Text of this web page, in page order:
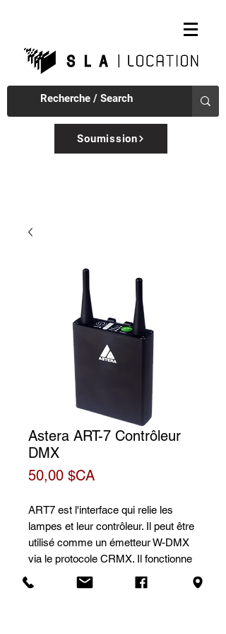
Soumission
Astera ART-7 Contrôleur
DMX
50,00 $CAPrix
ART7 est l'interface qui relie les
lampes et leur contrôleur. Il peut être
utilisé comme un émetteur W-DMX
via le protocole CRMX. Il fonctionne
aussi comme interface entre
l`application d`Astera et les